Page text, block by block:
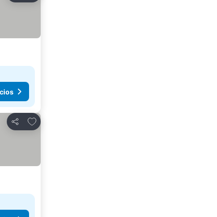
Compartir
Agregar a favoritos